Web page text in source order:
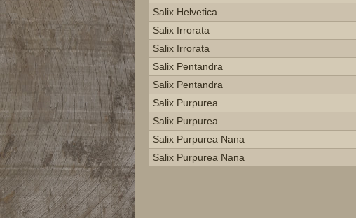
Salix Helvetica
Salix Irrorata
Salix Irrorata
Salix Pentandra
Salix Pentandra
Salix Purpurea
Salix Purpurea
Salix Purpurea Nana
Salix Purpurea Nana